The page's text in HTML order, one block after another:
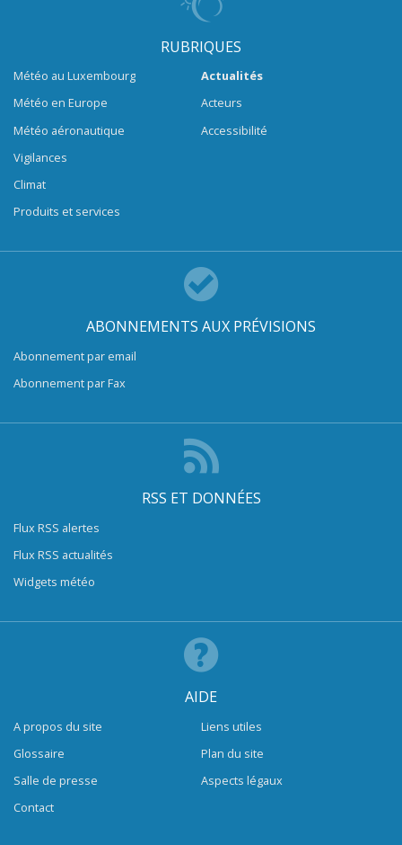
RUBRIQUES
Météo au Luxembourg
Météo en Europe
Météo aéronautique
Vigilances
Climat
Produits et services
Actualités
Acteurs
Accessibilité
ABONNEMENTS AUX PRÉVISIONS
Abonnement par email
Abonnement par Fax
RSS ET DONNÉES
Flux RSS alertes
Flux RSS actualités
Widgets météo
AIDE
A propos du site
Glossaire
Salle de presse
Contact
Liens utiles
Plan du site
Aspects légaux